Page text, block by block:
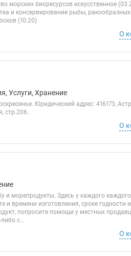
морских биоресурсов искусственное
и консервирование рыбы, ракообразных
(10.20)
О
Услуги, Хранение
Юридический адрес: 416173,
стр.206.
О
и морепродукты. Здесь у каждого
времени изготовления, сроке годности
попросите помощи у местных
с...
О